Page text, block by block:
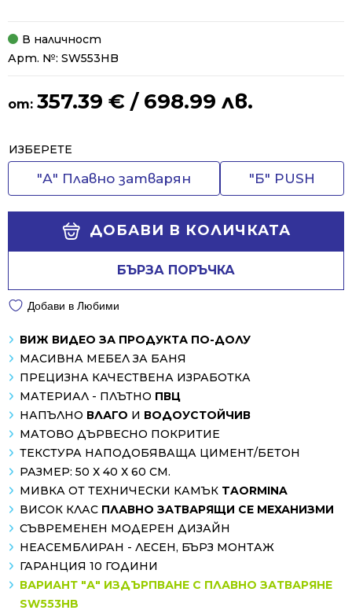
В наличност
Арт. №: SW553HB
от: 357.39 € / 698.99 лв.
ИЗБЕРЕТЕ
"А" Плавно затварян "Б" PUSH
ДОБАВИ В КОЛИЧКАТА
БЪРЗА ПОРЪЧКА
Alternative:
Добави в Любими
ВИЖ ВИДЕО ЗА ПРОДУКТА ПО-ДОЛУ
МАСИВНА МЕБЕЛ ЗА БАНЯ
ПРЕЦИЗНА КАЧЕСТВЕНА ИЗРАБОТКА
МАТЕРИАЛ - ПЛЪТНО ПВЦ
НАПЪЛНО ВЛАГО И ВОДОУСТОЙЧИВ
МАТОВО ДЪРВЕСНО ПОКРИТИЕ
ТЕКСТУРА НАПОДОБЯВАЩА ЦИМЕНТ/БЕТОН
РАЗМЕР: 50 Х 40 Х 60 СМ.
МИВКА ОТ ТЕХНИЧЕСКИ КАМЪК TAORMINA
ВИСОК КЛАС ПЛАВНО ЗАТВАРЯЩИ СЕ МЕХАНИЗМИ
СЪВРЕМЕНЕН МОДЕРЕН ДИЗАЙН
НЕАСЕМБЛИРАН - ЛЕСЕН, БЪРЗ МОНТАЖ
ГАРАНЦИЯ 10 ГОДИНИ
ВАРИАНТ "А" ИЗДЪРПВАНЕ С ПЛАВНО ЗАТВАРЯНЕ
SW553HB